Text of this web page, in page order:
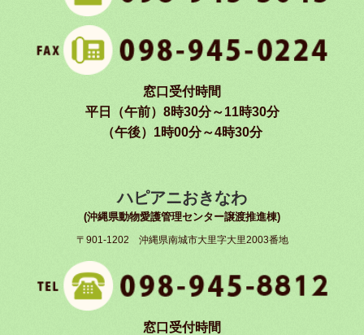
窓口受付時間
平日（午前）8時30分～11時30分
（午後）1時00分～4時30分
ハピアニおきなわ
(沖縄県動物愛護管理センター譲渡推進棟)
〒901-1202 沖縄県南城市大里字大里2003番地
窓口受付時間